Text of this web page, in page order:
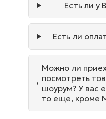
Есть ли у
Есть ли
Можно ли
посмотреть
шоурум? У вас
то еще, кроме